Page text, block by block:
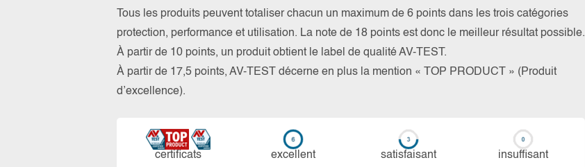
Tous les produits peuvent totaliser chacun un maximum de 6 points dans les trois catégories
protection, performance et utilisation. La note de 18 points est donc le meilleur résultat possible.
À partir de 10 points, un produit obtient le label de qualité AV-TEST.
À partir de 17,5 points, AV-TEST décerne en plus la mention « TOP PRODUCT » (Produit
d’excellence).
certi­ficats ex­cellent sa­tis­fai­sant in­suf­fi­sant